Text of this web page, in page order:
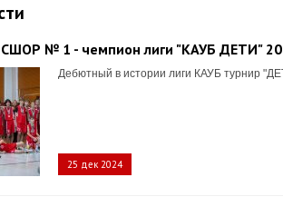
СШОР № 1 - чемпион лиги "КАУБ ДЕТИ"
Дебютный в истории лиги КАУБ турнир
25 дек 2024